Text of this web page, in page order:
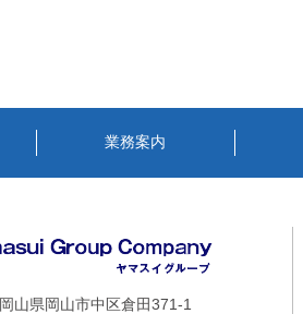
業務案内
山県岡山市中区倉田371-1